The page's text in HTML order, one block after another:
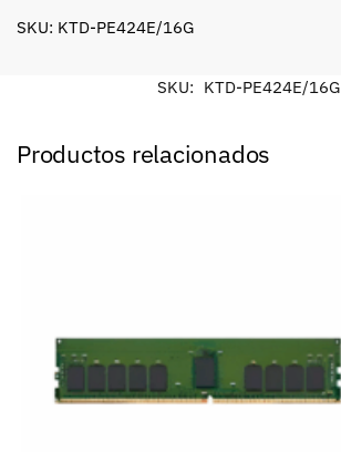
SKU: KTD-PE424E/16G
SKU: KTD-PE424E/16G
Productos relacionados